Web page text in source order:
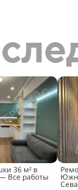
36 м² в
Все работы